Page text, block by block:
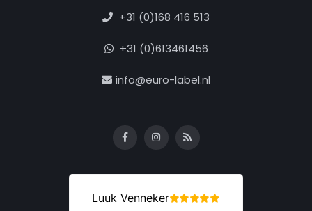
+31 (0)168 416 513
+31 (0)613461456
info@euro-label.nl